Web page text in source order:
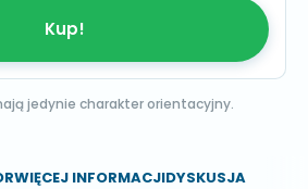
Kup!
jedynie charakter orientacyjny.
WIĘCEJ INFORMACJIDYSKUSJA